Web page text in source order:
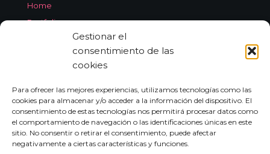
Gestionar el
consentimiento de las
cookies
Para ofrecer las mejores experiencias, utilizamos tecnologías como las
cookies para almacenar y/o acceder a la información del dispositivo. El
consentimiento de estas tecnologías nos permitirá procesar datos como
el comportamiento de navegación o las identificaciones únicas en este
sitio. No consentir o retirar el consentimiento, puede afectar
negativamente a ciertas características y funciones.
Home
Portfolio
About Jorge Aleix
Contact
CONTACT